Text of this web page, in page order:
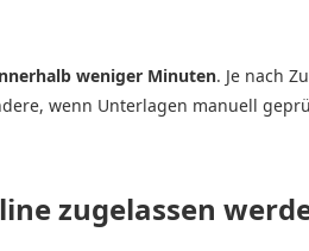
weniger Minuten. Je nach
wenn Unterlagen manuell
zugelassen